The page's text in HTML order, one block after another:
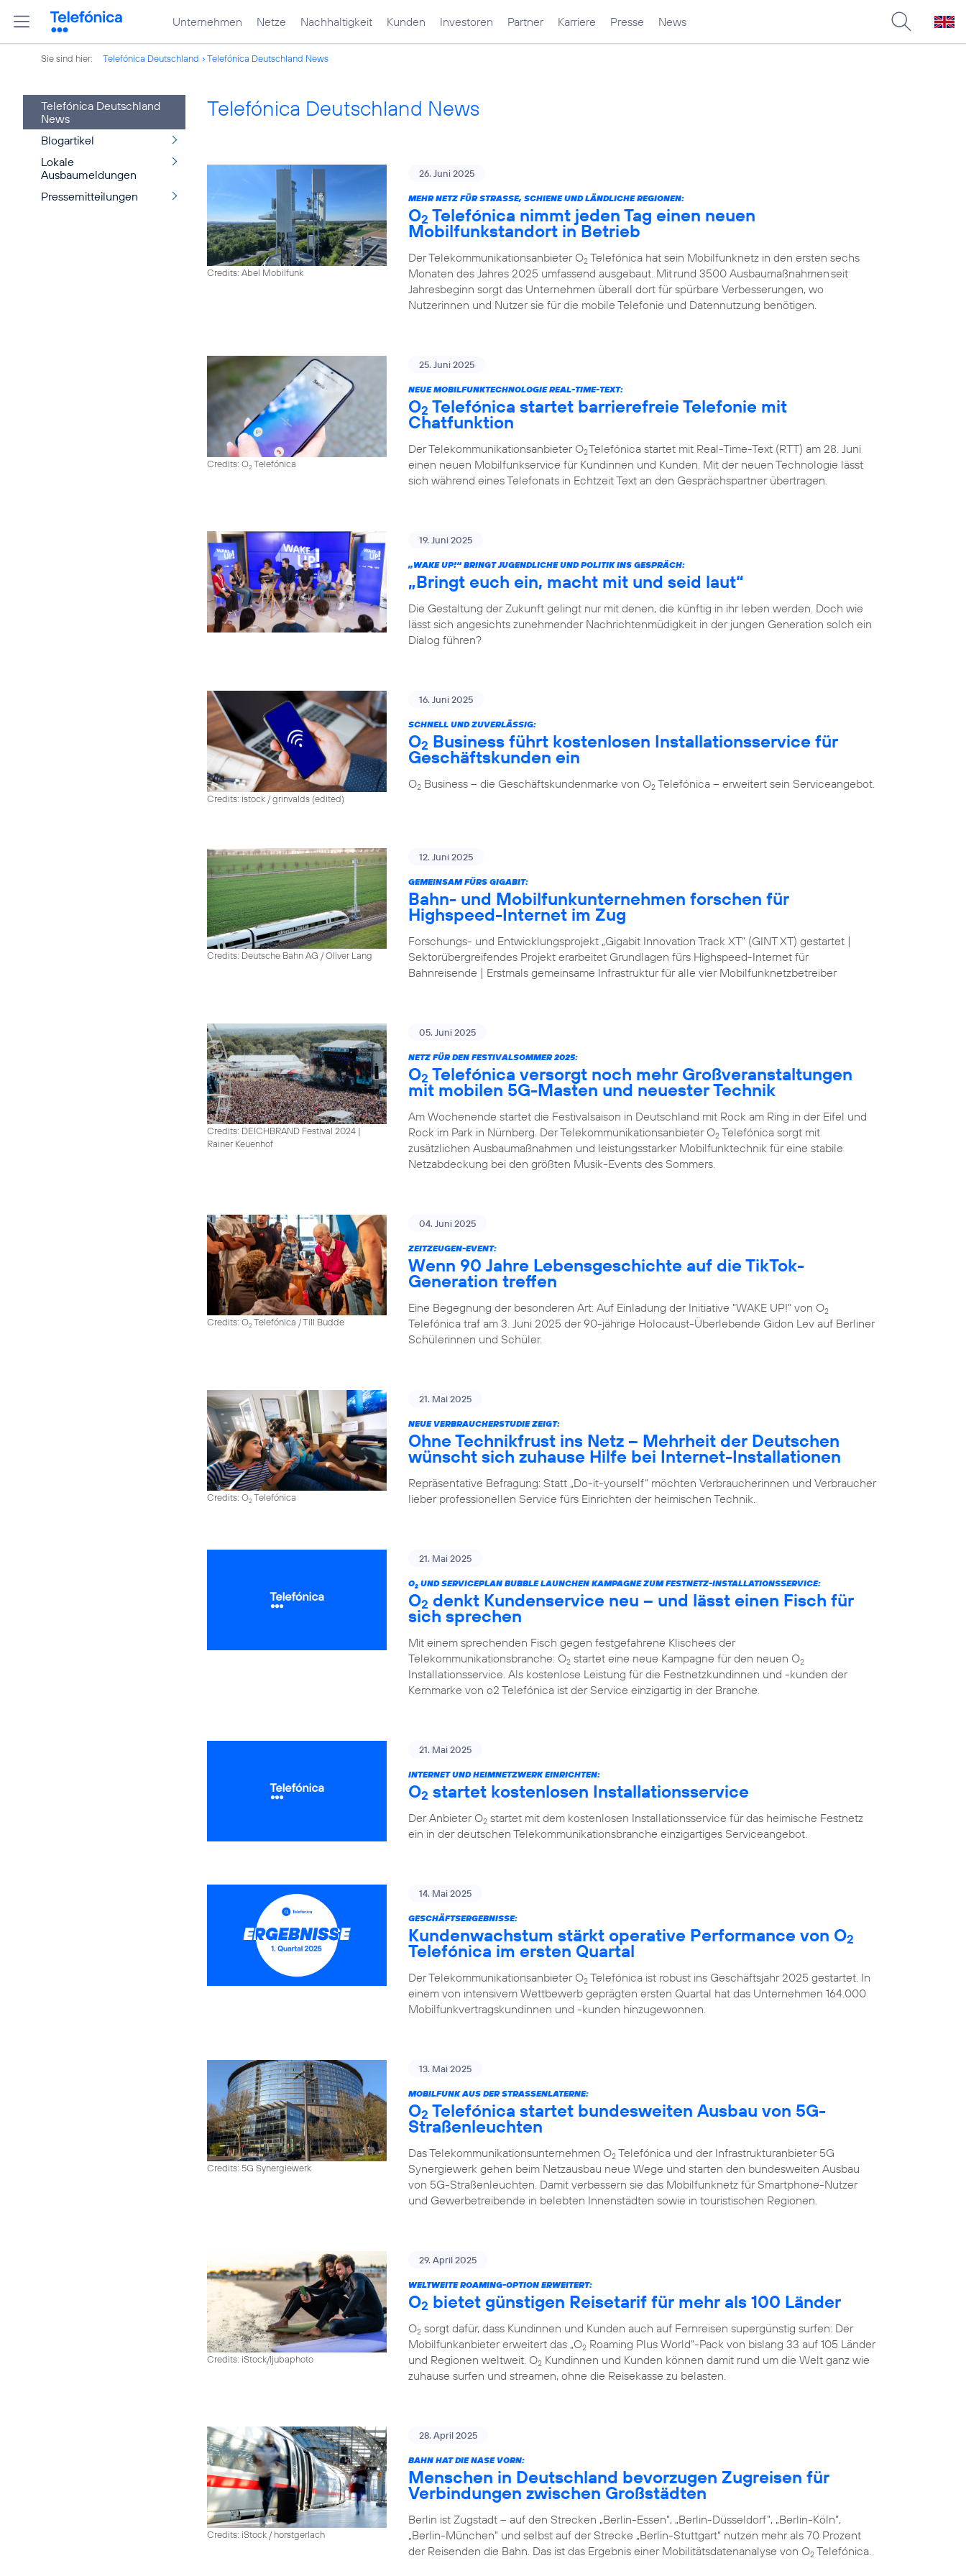
Unternehmen Netze Nachhaltigkeit Kunden Investoren Partner Karriere Presse News
Sie sind hier: Telefónica Deutschland Telefónica Deutschland News
Telefónica Deutschland
News
Blogartikel
Lokale
Ausbaumeldungen
Pressemitteilungen
Telefónica Deutschland News
Credits: Abel Mobilfunk
26. Juni 2025
MEHR NETZ FÜR STRASSE, SCHIENE UND LÄNDLICHE REGIONEN:
O2 Telefónica nimmt jeden Tag einen neuen
Mobilfunkstandort in Betrieb
Der Telekommunikationsanbieter O2 Telefónica hat sein Mobilfunknetz in den ersten sechs
Monaten des Jahres 2025 umfassend ausgebaut. Mit rund 3500 Ausbaumaßnahmen seit
Jahresbeginn sorgt das Unternehmen überall dort für spürbare Verbesserungen, wo
Nutzerinnen und Nutzer sie für die mobile Telefonie und Datennutzung benötigen.
Credits: O2Telefónica
25. Juni 2025
NEUE MOBILFUNKTECHNOLOGIE REAL-TIME-TEXT:
O2 Telefónica startet barrierefreie Telefonie mit
Chatfunktion
Der Telekommunikationsanbieter O2Telefónica startet mit Real-Time-Text (RTT) am 28. Juni
einen neuen Mobilfunkservice für Kundinnen und Kunden. Mit der neuen Technologie lässt
sich während eines Telefonats in Echtzeit Text an den Gesprächspartner übertragen.
19. Juni 2025
„WAKE UP!“ BRINGT JUGENDLICHE UND POLITIK INS GESPRÄCH:
„Bringt euch ein, macht mit und seid laut“
Die Gestaltung der Zukunft gelingt nur mit denen, die künftig in ihr leben werden. Doch wie
lässt sich angesichts zunehmender Nachrichtenmüdigkeit in der jungen Generation solch ein
Dialog führen?
Credits: istock / grinvalds (edited)
16. Juni 2025
SCHNELL UND ZUVERLÄSSIG:
O2 Business führt kostenlosen Installationsservice für
Geschäftskunden ein
O2 Business – die Geschäftskundenmarke von O2 Telefónica – erweitert sein Serviceangebot.
Credits: Deutsche Bahn AG / Oliver Lang
12. Juni 2025
GEMEINSAM FÜRS GIGABIT:
Bahn- und Mobilfunkunternehmen forschen für
Highspeed-Internet im Zug
Forschungs- und Entwicklungsprojekt „Gigabit Innovation Track XT“ (GINT XT) gestartet |
Sektorübergreifendes Projekt erarbeitet Grundlagen fürs Highspeed-Internet für
Bahnreisende | Erstmals gemeinsame Infrastruktur für alle vier Mobilfunknetzbetreiber
Credits: DEICHBRAND Festival 2024 |
Rainer Keuenhof
05. Juni 2025
NETZ FÜR DEN FESTIVALSOMMER 2025:
O2 Telefónica versorgt noch mehr Großveranstaltungen
mit mobilen 5G-Masten und neuester Technik
Am Wochenende startet die Festivalsaison in Deutschland mit Rock am Ring in der Eifel und
Rock im Park in Nürnberg. Der Telekommunikationsanbieter O2 Telefónica sorgt mit
zusätzlichen Ausbaumaßnahmen und leistungsstarker Mobilfunktechnik für eine stabile
Netzabdeckung bei den größten Musik-Events des Sommers.
Credits: O2Telefónica / Till Budde
04. Juni 2025
ZEITZEUGEN-EVENT:
Wenn 90 Jahre Lebensgeschichte auf die TikTok-
Generation treffen
Eine Begegnung der besonderen Art: Auf Einladung der Initiative "WAKE UP!" von O2
Telefónica traf am 3. Juni 2025 der 90-jährige Holocaust-Überlebende Gidon Lev auf Berliner
Schülerinnen und Schüler.
Credits: O2Telefónica
21. Mai 2025
NEUE VERBRAUCHERSTUDIE ZEIGT:
Ohne Technikfrust ins Netz – Mehrheit der Deutschen
wünscht sich zuhause Hilfe bei Internet-Installationen
Repräsentative Befragung: Statt „Do-it-yourself“ möchten Verbraucherinnen und Verbraucher
lieber professionellen Service fürs Einrichten der heimischen Technik.
21. Mai 2025
O2 UND SERVICEPLAN BUBBLE LAUNCHEN KAMPAGNE ZUM FESTNETZ-INSTALLATIONSSERVICE:
O2 denkt Kundenservice neu – und lässt einen Fisch für
sich sprechen
Mit einem sprechenden Fisch gegen festgefahrene Klischees der
Telekommunikationsbranche: O2 startet eine neue Kampagne für den neuen O2
Installationsservice. Als kostenlose Leistung für die Festnetzkundinnen und -kunden der
Kernmarke von o2 Telefónica ist der Service einzigartig in der Branche.
21. Mai 2025
INTERNET UND HEIMNETZWERK EINRICHTEN:
O2 startet kostenlosen Installationsservice
Der Anbieter O2 startet mit dem kostenlosen Installationsservice für das heimische Festnetz
ein in der deutschen Telekommunikationsbranche einzigartiges Serviceangebot.
14. Mai 2025
GESCHÄFTSERGEBNISSE:
Kundenwachstum stärkt operative Performance von O2
Telefónica im ersten Quartal
Der Telekommunikationsanbieter O2 Telefónica ist robust ins Geschäftsjahr 2025 gestartet. In
einem von intensivem Wettbewerb geprägten ersten Quartal hat das Unternehmen 164.000
Mobilfunkvertragskundinnen und -kunden hinzugewonnen.
Credits: 5G Synergiewerk
13. Mai 2025
MOBILFUNK AUS DER STRASSENLATERNE:
O2 Telefónica startet bundesweiten Ausbau von 5G-
Straßenleuchten
Das Telekommunikationsunternehmen O2 Telefónica und der Infrastrukturanbieter 5G
Synergiewerk gehen beim Netzausbau neue Wege und starten den bundesweiten Ausbau
von 5G-Straßenleuchten. Damit verbessern sie das Mobilfunknetz für Smartphone-Nutzer
und Gewerbetreibende in belebten Innenstädten sowie in touristischen Regionen.
Credits: iStock/ljubaphoto
29. April 2025
WELTWEITE ROAMING-OPTION ERWEITERT:
O2 bietet günstigen Reisetarif für mehr als 100 Länder
O2 sorgt dafür, dass Kundinnen und Kunden auch auf Fernreisen supergünstig surfen: Der
Mobilfunkanbieter erweitert das „O2 Roaming Plus World“-Pack von bislang 33 auf 105 Länder
und Regionen weltweit. O2 Kundinnen und Kunden können damit rund um die Welt ganz wie
zuhause surfen und streamen, ohne die Reisekasse zu belasten.
Credits: iStock / horstgerlach
28. April 2025
BAHN HAT DIE NASE VORN:
Menschen in Deutschland bevorzugen Zugreisen für
Verbindungen zwischen Großstädten
Berlin ist Zugstadt – auf den Strecken „Berlin-Essen”, „Berlin-Düsseldorf”, „Berlin-Köln”,
„Berlin-München” und selbst auf der Strecke „Berlin-Stuttgart“ nutzen mehr als 70 Prozent
der Reisenden die Bahn. Das ist das Ergebnis einer Mobilitätsdatenanalyse von O2 Telefónica.